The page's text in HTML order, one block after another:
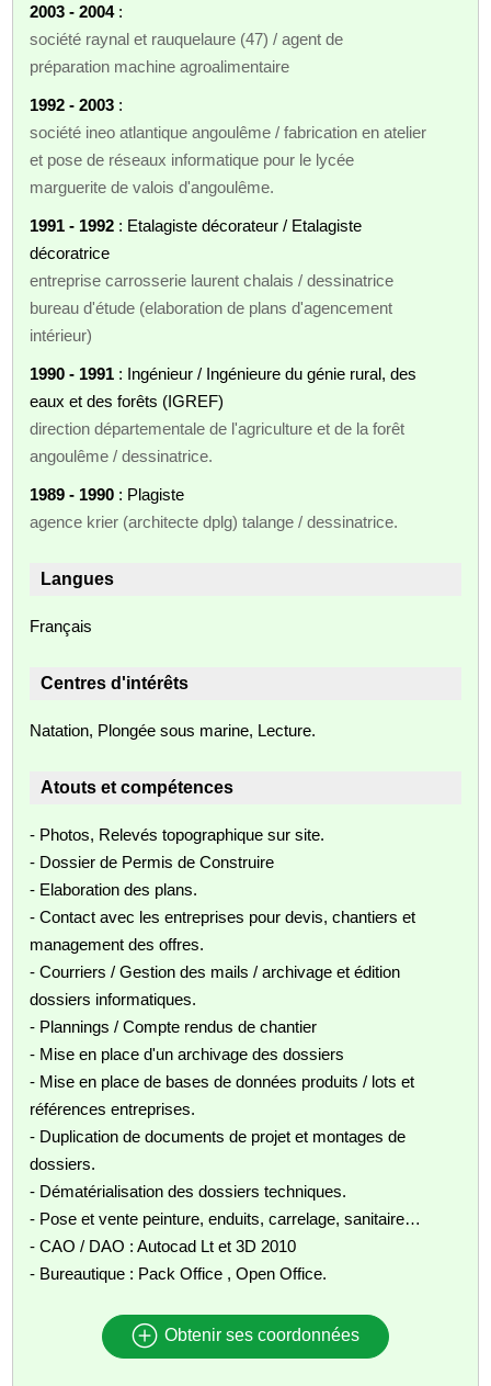
2003 - 2004:
société raynal et rauquelaure (47) / agent de
préparation machine agroalimentaire
1992 - 2003 :
société ineo atlantique angoulême / fabrication en atelier
et pose de réseaux informatique pour le lycée
marguerite de valois d'angoulême.
1991 - 1992 : Etalagiste décorateur / Etalagiste
décoratrice
entreprise carrosserie laurent chalais / dessinatrice
bureau d'étude (elaboration de plans d'agencement
intérieur)
1990 - 1991 : Ingénieur / Ingénieure du génie rural, des
eaux et des forêts (IGREF)
direction départementale de l'agriculture et de la forêt
angoulême / dessinatrice.
1989 - 1990 : Plagiste
agence krier (architecte dplg) talange / dessinatrice.
Langues
Français
Centres d'intérêts
Natation, Plongée sous marine, Lecture.
Atouts et compétences
- Photos, Relevés topographique sur site.
- Dossier de Permis de Construire
- Elaboration des plans.
- Contact avec les entreprises pour devis, chantiers et
management des offres.
- Courriers / Gestion des mails / archivage et édition
dossiers informatiques.
- Plannings / Compte rendus de chantier
- Mise en place d'un archivage des dossiers
- Mise en place de bases de données produits / lots et
références entreprises.
- Duplication de documents de projet et montages de
dossiers.
- Dématérialisation des dossiers techniques.
- Pose et vente peinture, enduits, carrelage, sanitaire…
- CAO / DAO : Autocad Lt et 3D 2010
- Bureautique : Pack Office , Open Office.
Obtenir ses coordonnées